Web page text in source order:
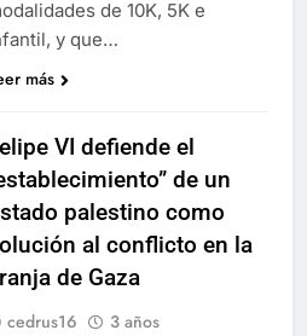
de 10K, 5K e
y que…
más
VI defiende el
de un
palestino como
al conflicto en la
de Gaza
cedrus16
3 años